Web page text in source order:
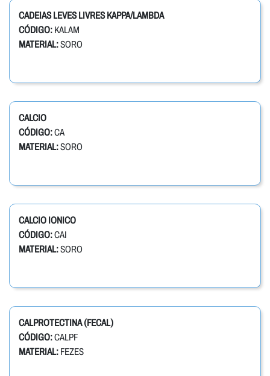
CADEIAS LEVES LIVRES KAPPA/LAMBDA
CÓDIGO: KALAM
MATERIAL:SORO
CALCIO
CÓDIGO:CA
MATERIAL:SORO
CALCIO IONICO
CÓDIGO:CAI
MATERIAL:SORO
CALPROTECTINA (FECAL)
CÓDIGO:CALPF
MATERIAL: FEZES